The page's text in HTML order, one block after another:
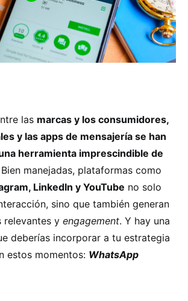
las marcas y los consumidores,
y las apps de mensajería se han
herramienta imprescindible de
Bien manejadas, plataformas como
LinkedIn y YouTube no solo
sino que también generan
relevantes y engagement. Y hay una
deberías incorporar a tu estrategia
estos momentos: WhatsApp